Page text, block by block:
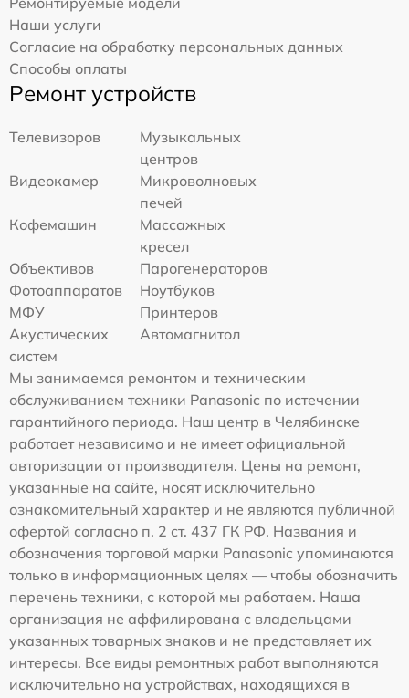
Наши услуги
Согласие на обработку персональных данных
Способы оплаты
Ремонт устройств
Телевизоров
Музыкальных
центров
Видеокамер
Микроволновых
печей
Кофемашин
Массажных
кресел
Объективов
Парогенераторов
Фотоаппаратов
Ноутбуков
МФУ
Принтеров
Акустических
систем
Автомагнитол
Мы занимаемся ремонтом и техническим
обслуживанием техники Panasonic по истечении
гарантийного периода. Наш центр в Челябинске
работает независимо и не имеет официальной
авторизации от производителя. Цены на ремонт,
указанные на сайте, носят исключительно
ознакомительный характер и не являются публичной
офертой согласно п. 2 ст. 437 ГК РФ. Названия и
обозначения торговой марки Panasonic упоминаются
только в информационных целях — чтобы обозначить
перечень техники, с которой мы работаем. Наша
организация не аффилирована с владельцами
указанных товарных знаков и не представляет их
интересы. Все виды ремонтных работ выполняются
исключительно на устройствах, находящихся в